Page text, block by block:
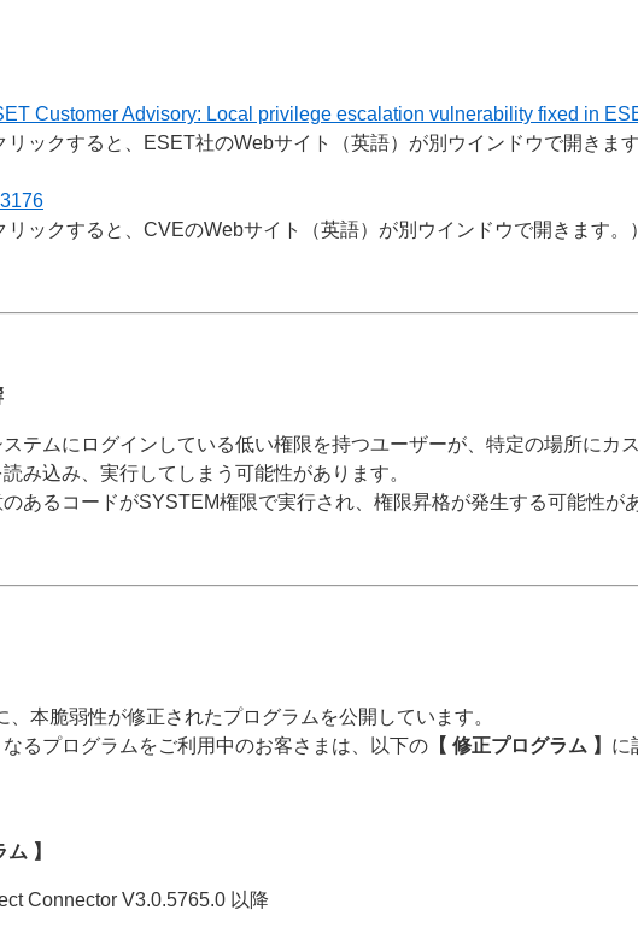
Customer Advisory: Local privilege escalation vulnerability fixed in
リックすると、ESET社のWebサイト（英語）が別ウインドウで開きます
リックすると、CVEのWebサイト（英語）が別ウインドウで開きます。）
テムにログインしている低い権限を持つユーザーが、特定の場所に
み込み、実行してしまう可能性があります。
あるコードがSYSTEM権限で実行され、権限昇格が発生する可能性が
、本脆弱性が修正されたプログラムを公開しています。
るプログラムをご利用中のお客さまは、以下の 【 修正プログラム 】 に
】
Connector V3.0.5765.0 以降